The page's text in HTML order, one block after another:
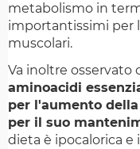
metabolismo in
importantissimi per
muscolari.
Va inoltre osservato
aminoacidi
per l'aumento
per il suo
dieta è ipocalorica